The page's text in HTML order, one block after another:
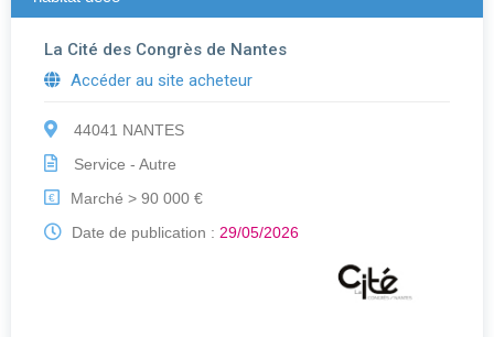
La Cité des Congrès de Nantes
Accéder au site acheteur
44041 NANTES
Service - Autre
€
Marché > 90 000 €
Date de publication : 29/05/2026